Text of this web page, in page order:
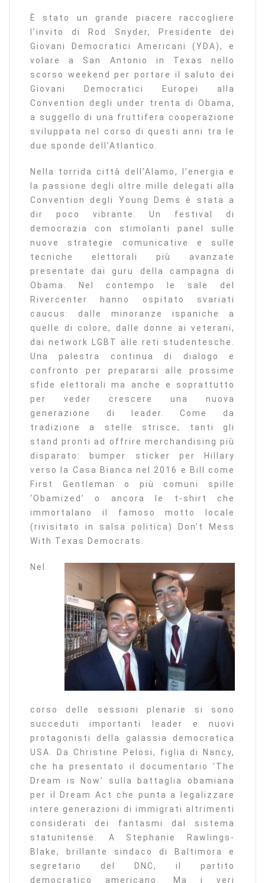
È stato un grande piacere raccogliere
l’invito di Rod Snyder, Presidente dei
Giovani Democratici Americani (YDA), e
volare a San Antonio in Texas nello
scorso weekend per portare il saluto dei
Giovani Democratici Europei alla
Convention degli under trenta di Obama,
a suggello di una fruttifera cooperazione
sviluppata nel corso di questi anni tra le
due sponde dell’Atlantico.
Nella torrida città dell’Alamo, l’energia e
la passione degli oltre mille delegati alla
Convention degli Young Dems è stata a
dir poco vibrante. Un festival di
democrazia con stimolanti panel sulle
nuove strategie comunicative e sulle
tecniche elettorali più avanzate
presentate dai guru della campagna di
Obama. Nel contempo le sale del
Rivercenter hanno ospitato svariati
caucus: dalle minoranze ispaniche a
quelle di colore, dalle donne ai veterani,
dai network LGBT alle reti studentesche.
Una palestra continua di dialogo e
confronto per prepararsi alle prossime
sfide elettorali ma anche e soprattutto
per veder crescere una nuova
generazione di leader. Come da
tradizione a stelle strisce, tanti gli
stand pronti ad offrire merchandising più
disparato: bumper sticker per Hillary
verso la Casa Bianca nel 2016 e Bill come
First Gentleman o più comuni spille
‘Obamized’ o ancora le t-shirt che
immortalano il famoso motto locale
(rivisitato in salsa politica) Don’t Mess
With Texas Democrats.
Nel
corso delle sessioni plenarie si sono
succeduti importanti leader e nuovi
protagonisti della galassia democratica
USA. Da Christine Pelosi, figlia di Nancy,
che ha presentato il documentario ‘The
Dream is Now’ sulla battaglia obamiana
per il Dream Act che punta a legalizzare
intere generazioni di immigrati altrimenti
considerati dei fantasmi dal sistema
statunitense. A Stephanie Rawlings-
Blake, brillante sindaco di Baltimora e
segretario del DNC, il partito
democratico americano. Ma i veri